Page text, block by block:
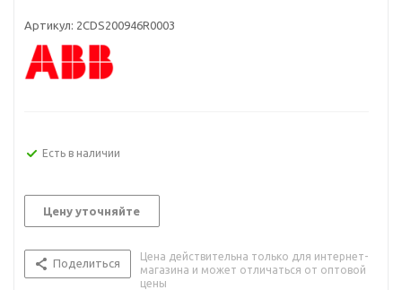
Артикул: 2CDS200946R0003
Есть в наличии
Цену уточняйте
Поделиться
Цена действительна только для интернет-
магазина и может отличаться от оптовой
цены